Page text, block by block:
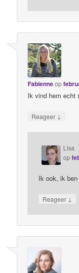
Fabienneop
Ik vind hem echt
Reageer ↓
Lisa
op
Ik ook, ik
Reageer ↓